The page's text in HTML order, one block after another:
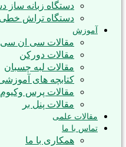
دستگاه زبانه ساز
دستگاه تراش
آموزش
مقالات سی ان سی
مقالات دورکن
مقالات لبه چسبان
کتابچه های
مقالات پرس وکیوم
مقالات پنل بر
مقالات علمی
تماس با ما
همکاری با ما